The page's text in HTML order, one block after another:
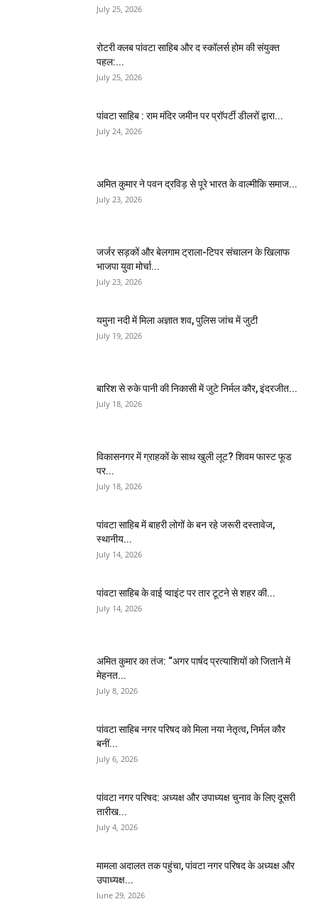
July 25, 2026
​रोटरी क्लब पांवटा साहिब और द स्कॉलर्स होम की संयुक्त
पहल:...
July 25, 2026
पांवटा साहिब : राम मंदिर जमीन पर प्रॉपर्टी डीलरों द्वारा...
July 24, 2026
अमित कुमार ने पवन द्रविड़ से पूरे भारत के वाल्मीकि समाज...
July 23, 2026
जर्जर सड़कों और बेलगाम ट्राला-टिपर संचालन के खिलाफ
भाजपा युवा मोर्चा...
July 23, 2026
यमुना नदी में मिला अज्ञात शव, पुलिस जांच में जुटी
July 19, 2026
बारिश से रुके पानी की निकासी में जुटे निर्मल कौर, इंदरजीत...
July 18, 2026
विकासनगर में ग्राहकों के साथ खुली लूट? शिवम फास्ट फूड
पर...
July 18, 2026
पांवटा साहिब में बाहरी लोगों के बन रहे जरूरी दस्तावेज,
स्थानीय...
July 14, 2026
पांवटा साहिब के वाई प्वाइंट पर तार टूटने से शहर की...
July 14, 2026
अमित कुमार का तंज: “अगर पार्षद प्रत्याशियों को जिताने में
मेहनत...
July 8, 2026
पांवटा साहिब नगर परिषद को मिला नया नेतृत्व, निर्मल कौर
बनीं...
July 6, 2026
पांवटा नगर परिषद: अध्यक्ष और उपाध्यक्ष चुनाव के लिए दूसरी
तारीख...
July 4, 2026
मामला अदालत तक पहुंचा, पांवटा नगर परिषद के अध्यक्ष और
उपाध्यक्ष...
June 29, 2026